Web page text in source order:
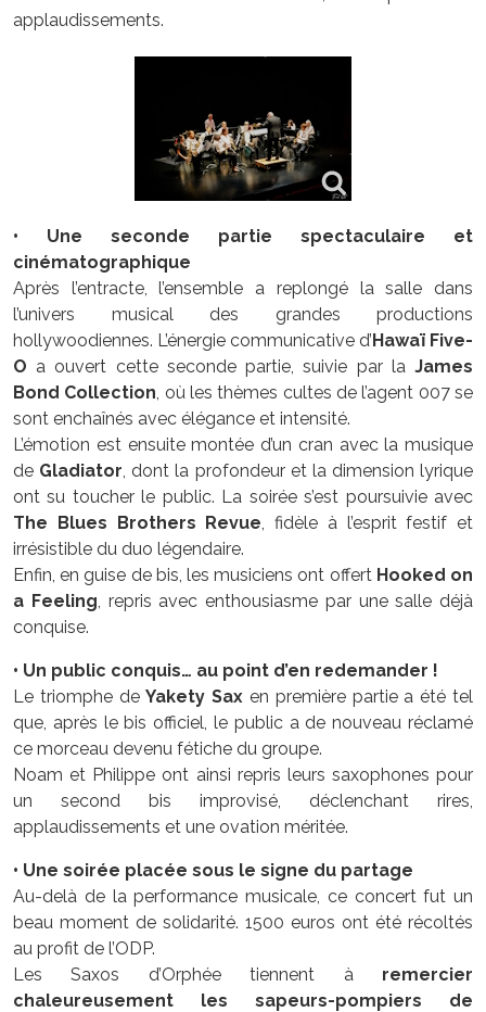
applaudissements.
• Une seconde partie spectaculaire et
cinématographique
Après l’entracte, l’ensemble a replongé la salle dans
l’univers musical des grandes productions
hollywoodiennes. L’énergie communicative d’Hawaï Five-
O a ouvert cette seconde partie, suivie par la James
Bond Collection, où les thèmes cultes de l’agent 007 se
sont enchaînés avec élégance et intensité.
L’émotion est ensuite montée d’un cran avec la musique
de Gladiator, dont la profondeur et la dimension lyrique
ont su toucher le public. La soirée s’est poursuivie avec
The Blues Brothers Revue, fidèle à l’esprit festif et
irrésistible du duo légendaire.
Enfin, en guise de bis, les musiciens ont offert Hooked on
a Feeling, repris avec enthousiasme par une salle déjà
conquise.
• Un public conquis… au point d’en redemander !
Le triomphe deYakety Sax en première partie a été tel
que, après le bis officiel, le public a de nouveau réclamé
ce morceau devenu fétiche du groupe.
Noam et Philippe ont ainsi repris leurs saxophones pour
un second bis improvisé, déclenchant rires,
applaudissements et une ovation méritée.
• Une soirée placée sous le signe du partage
Au-delà de la performance musicale, ce concert fut un
beau moment de solidarité. 1500 euros ont été récoltés
au profit de l’ODP.
Les Saxos d’Orphée tiennent à remercier
chaleureusement les sapeurs-pompiers de